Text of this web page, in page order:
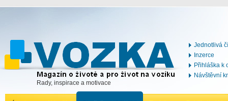
Rady, inspirace a motivace
Jednotlivá
Inzerce
Přihláška k
Návštěvní